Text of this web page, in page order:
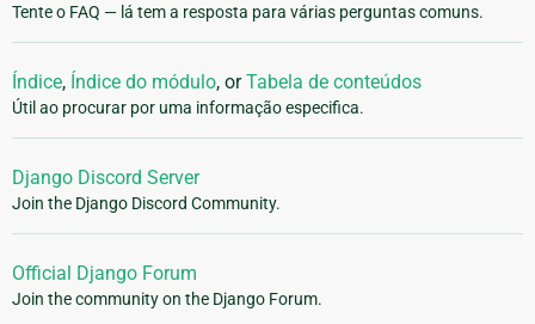
Tente o FAQ — lá tem a resposta para várias perguntas comuns.
Índice, Índice do módulo, orTabela de conteúdos
Útil ao procurar por uma informação especifica.
Django Discord Server
Join the Django Discord Community.
Official Django Forum
Join the community on the Django Forum.